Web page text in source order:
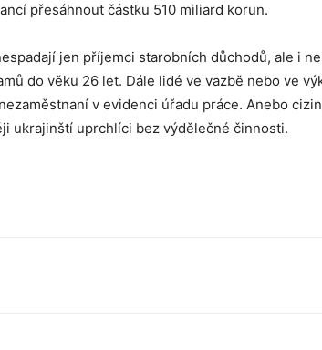
přesáhnout částku 510 miliard korun.
jen příjemci starobních důchodů, ale i
do věku 26 let. Dále lidé ve vazbě nebo ve
v evidenci úřadu práce. Anebo
ukrajinští uprchlíci bez výdělečné činnosti.